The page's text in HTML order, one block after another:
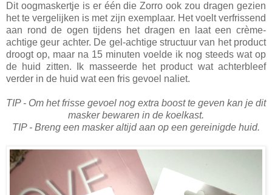
Dit oogmaskertje is er één die Zorro ook zou dragen gezien
het te vergelijken is met zijn exemplaar. Het voelt verfrissend
aan rond de ogen tijdens het dragen en laat een crème-
achtige geur achter. De gel-achtige structuur van het product
droogt op, maar na 15 minuten voelde ik nog steeds wat op
de huid zitten. Ik masseerde het product wat achterbleef
verder in de huid wat een fris gevoel naliet.
TIP - Om het frisse gevoel nog extra boost te geven kan je dit
masker bewaren in de koelkast.
TIP - Breng een masker altijd aan op een gereinigde huid.